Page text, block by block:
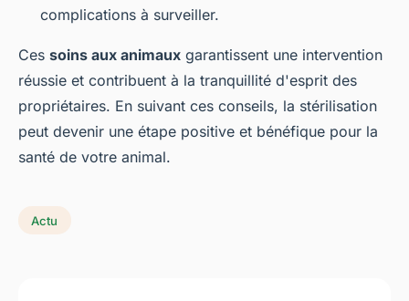
complications à surveiller.
Ces soins aux animaux garantissent une intervention
réussie et contribuent à la tranquillité d'esprit des
propriétaires. En suivant ces conseils, la stérilisation
peut devenir une étape positive et bénéfique pour la
santé de votre animal.
Actu